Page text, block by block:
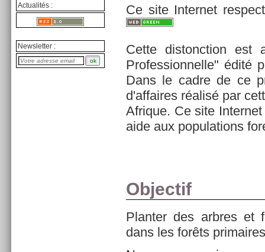
Actualités :
Newsletter :
Ce site Internet
Cette distonction est
Professionnelle" édité
Dans le cadre de ce
d'affaires réalisé par
Afrique. Ce site
aide aux populations
Objectif
Planter des arbres et
dans les forêts